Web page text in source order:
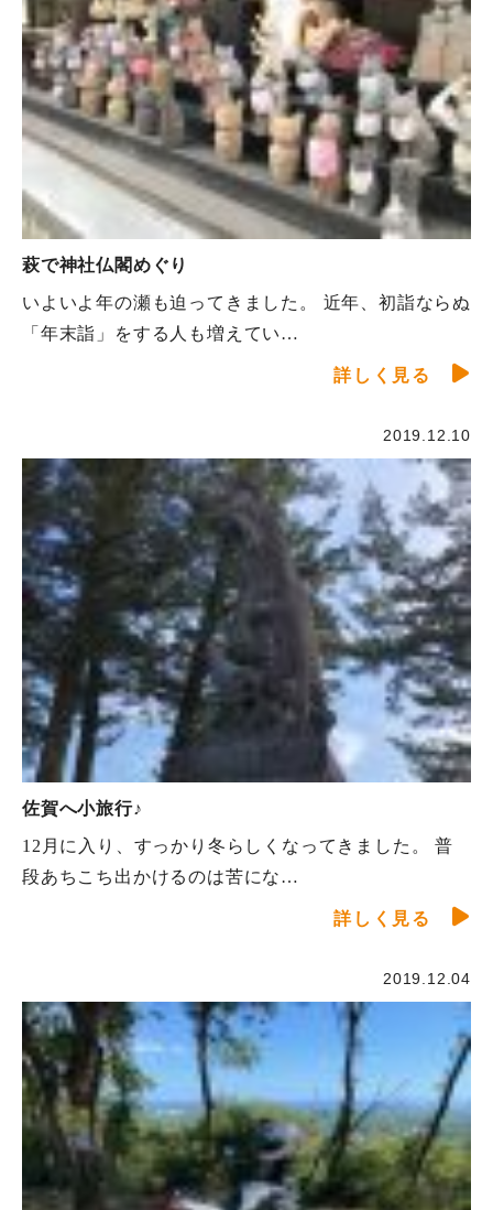
萩で神社仏閣めぐり
いよいよ年の瀬も迫ってきました。 近年、初詣ならぬ
「年末詣」をする人も増えてい…
詳しく見る
2019.12.10
佐賀へ小旅行♪
12月に入り、すっかり冬らしくなってきました。 普
段あちこち出かけるのは苦にな…
詳しく見る
2019.12.04